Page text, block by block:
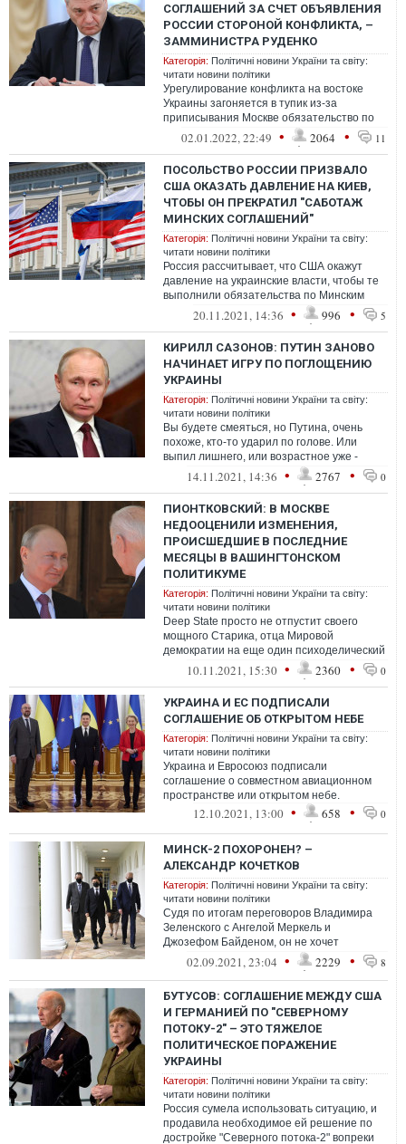
СОГЛАШЕНИЙ ЗА СЧЕТ ОБЪЯВЛЕНИЯ
РОССИИ СТОРОНОЙ КОНФЛИКТА, –
ЗАММИНИСТРА РУДЕНКО
Категорія: Політичні новини України та світу:
читати новини політики
Урегулирование конфликта на востоке
Украины загоняется в тупик из-за
приписывания Москве обязательство по
минским соглашениям. Об этом заявил
02.01.2022, 22:49 • 2064 • 11
ПОСОЛЬСТВО РОССИИ ПРИЗВАЛО
США ОКАЗАТЬ ДАВЛЕНИЕ НА КИЕВ,
ЧТОБЫ ОН ПРЕКРАТИЛ "САБОТАЖ
МИНСКИХ СОГЛАШЕНИЙ"
Категорія: Політичні новини України та світу:
читати новини політики
Россия рассчитывает, что США окажут
давление на украинские власти, чтобы те
выполнили обязательства по Минским
соглашениям
20.11.2021, 14:36 • 996 • 5
КИРИЛЛ САЗОНОВ: ПУТИН ЗАНОВО
НАЧИНАЕТ ИГРУ ПО ПОГЛОЩЕНИЮ
УКРАИНЫ
Категорія: Політичні новини України та світу:
читати новини політики
Вы будете смеяться, но Путина, очень
похоже, кто-то ударил по голове. Или
выпил лишнего, или возрастное уже -
пусть диагноз ставят специалисты. Но из
14.11.2021, 14:36 • 2767 • 0
ПИОНТКОВСКИЙ: В МОСКВЕ
НЕДООЦЕНИЛИ ИЗМЕНЕНИЯ,
ПРОИСШЕДШИЕ В ПОСЛЕДНИЕ
МЕСЯЦЫ В ВАШИНГТОНСКОМ
ПОЛИТИКУМЕ
Категорія: Політичні новини України та світу:
читати новини політики
Deep State просто не отпустит своего
мощного Старика, отца Мировой
демократии на еще один психоделический
сеанс с Путиным.
10.11.2021, 15:30 • 2360 • 0
УКРАИНА И ЕС ПОДПИСАЛИ
CОГЛАШЕНИЕ ОБ ОТКРЫТОМ НЕБЕ
Категорія: Політичні новини України та світу:
читати новини політики
Украина и Евросоюз подписали
соглашение о совместном авиационном
пространстве или открытом небе.
12.10.2021, 13:00 • 658 • 0
МИНСК-2 ПОХОРОНЕН? –
АЛЕКСАНДР КОЧЕТКОВ
Категорія: Політичні новини України та світу:
читати новини політики
Судя по итогам переговоров Владимира
Зеленского с Ангелой Меркель и
Джозефом Байденом, он не хочет
рисковать своей судьбой и вносить
капитулянтские «м...
02.09.2021, 23:04 • 2229 • 8
БУТУСОВ: СОГЛАШЕНИЕ МЕЖДУ США
И ГЕРМАНИЕЙ ПО "СЕВЕРНОМУ
ПОТОКУ-2" – ЭТО ТЯЖЕЛОЕ
ПОЛИТИЧЕСКОЕ ПОРАЖЕНИЕ
УКРАИНЫ
Категорія: Політичні новини України та світу:
читати новини політики
Россия сумела использовать ситуацию, и
продавила необходимое ей решение по
достройке "Северного потока-2" вопреки